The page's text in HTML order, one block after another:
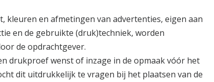
kleuren en afmetingen van advertenties, eigen aan
en de gebruikte (druk)techniek, worden
de opdrachtgever.
drukproef wenst of inzage in de opmaak vóór het
dit uitdrukkelijk te vragen bij het plaatsen van de